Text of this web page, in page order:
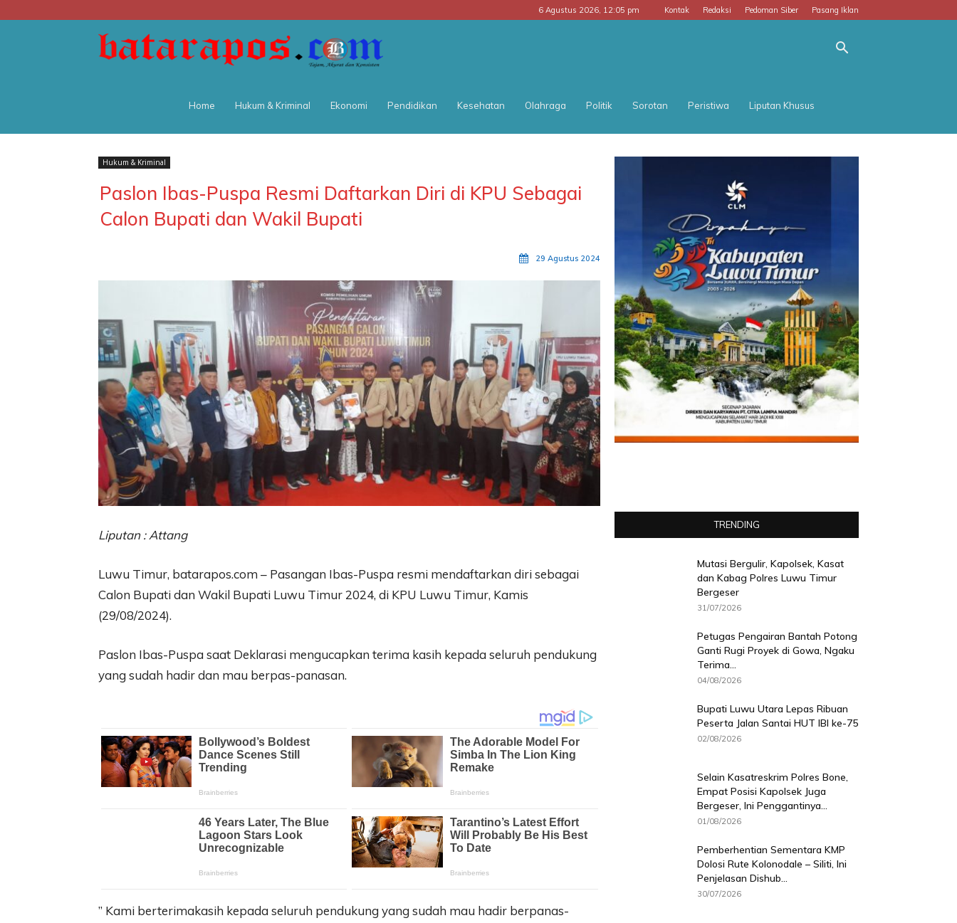
6 Agustus 2026, 12:05 pm Kontak Redaksi Pedoman Siber Pasang Iklan
POS
Home Hukum & Kriminal Ekonomi Pendidikan Kesehatan Olahraga Politik Sorotan Peristiwa Liputan Khusus
Hukum & Kriminal
Paslon Ibas-Puspa Resmi Daftarkan Diri di KPU Sebagai
Calon Bupati dan Wakil Bupati
29 Agustus 2024
Liputan : Attang
Luwu Timur, batarapos.com – Pasangan Ibas-Puspa resmi mendaftarkan diri sebagai
Calon Bupati dan Wakil Bupati Luwu Timur 2024, di KPU Luwu Timur, Kamis
(29/08/2024).
Paslon Ibas-Puspa saat Deklarasi mengucapkan terima kasih kepada seluruh pendukung
yang sudah hadir dan mau berpas-panasan.
” Kami berterimakasih kepada seluruh pendukung yang sudah mau hadir berpanas-
TRENDING
Mutasi Bergulir, Kapolsek, Kasat
dan Kabag Polres Luwu Timur
Bergeser
31/07/2026
Petugas Pengairan Bantah Potong
Ganti Rugi Proyek di Gowa, Ngaku
Terima...
04/08/2026
Bupati Luwu Utara Lepas Ribuan
Peserta Jalan Santai HUT IBI ke-75
02/08/2026
Selain Kasatreskrim Polres Bone,
Empat Posisi Kapolsek Juga
Bergeser, Ini Penggantinya...
01/08/2026
Pemberhentian Sementara KMP
Dolosi Rute Kolonodale – Siliti, Ini
Penjelasan Dishub...
30/07/2026